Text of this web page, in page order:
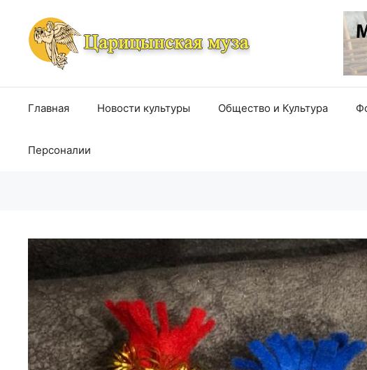
содержимому
Главная Новости культуры Общество и Культура
Персоналии